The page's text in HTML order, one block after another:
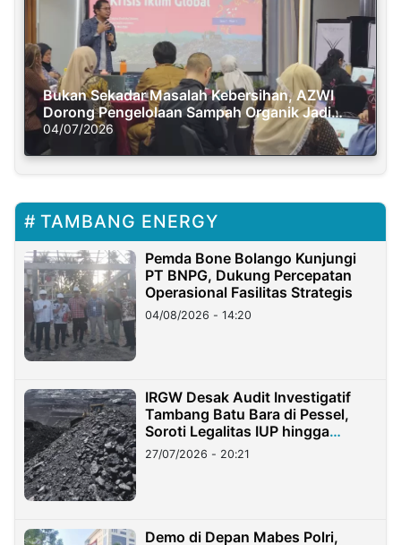
Bukan Sekadar Masalah Kebersihan, AZWI
Dorong Pengelolaan Sampah Organik Jadi
Solusi Krisis Iklim
04/07/2026
TAMBANG ENERGY
Pemda Bone Bolango Kunjungi
PT BNPG, Dukung Percepatan
Operasional Fasilitas Strategis
04/08/2026 - 14:20
IRGW Desak Audit Investigatif
Tambang Batu Bara di Pessel,
Soroti Legalitas IUP hingga
Stockpile
27/07/2026 - 20:21
Demo di Depan Mabes Polri,